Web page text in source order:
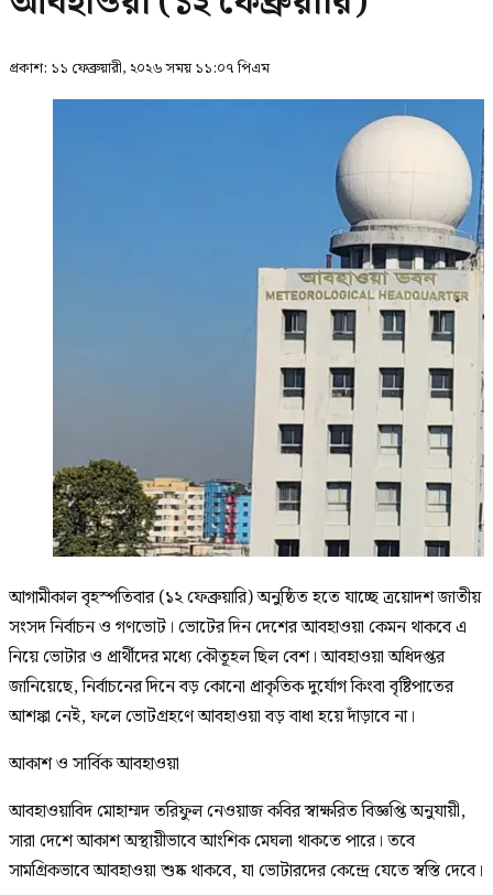
প্রকাশ: ১১ ফেব্রুয়ারী, ২০২৬ সময় ১১:০৭ পিএম
আগামীকাল বৃহস্পতিবার (১২ ফেব্রুয়ারি) অনুষ্ঠিত হতে যাচ্ছে ত্রয়োদশ জাতীয়
সংসদ নির্বাচন ও গণভোট। ভোটের দিন দেশের আবহাওয়া কেমন থাকবে এ
নিয়ে ভোটার ও প্রার্থীদের মধ্যে কৌতূহল ছিল বেশ। আবহাওয়া অধিদপ্তর
জানিয়েছে, নির্বাচনের দিনে বড় কোনো প্রাকৃতিক দুর্যোগ কিংবা বৃষ্টিপাতের
আশঙ্কা নেই, ফলে ভোটগ্রহণে আবহাওয়া বড় বাধা হয়ে দাঁড়াবে না।
আকাশ ও সার্বিক আবহাওয়া
আবহাওয়াবিদ মোহাম্মদ তরিফুল নেওয়াজ কবির স্বাক্ষরিত বিজ্ঞপ্তি অনুযায়ী,
সারা দেশে আকাশ অস্থায়ীভাবে আংশিক মেঘলা থাকতে পারে। তবে
সামগ্রিকভাবে আবহাওয়া শুষ্ক থাকবে, যা ভোটারদের কেন্দ্রে যেতে স্বস্তি দেবে।